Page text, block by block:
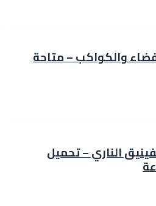
والكواكب – متاحة
الناري – تحميل